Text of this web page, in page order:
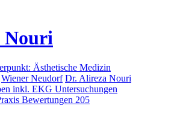
Nouri
Ästhetische Medizin
Wiener Neudorf Dr. Alireza Nouri
inkl. EKG Untersuchungen
Bewertungen 205